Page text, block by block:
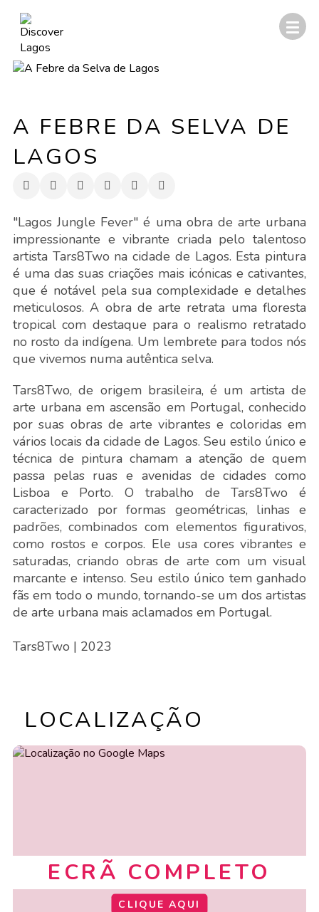
A FEBRE DA SELVA DE
LAGOS
"Lagos Jungle Fever" é uma obra de arte urbana
impressionante e vibrante criada pelo talentoso
artista Tars8Two na cidade de Lagos. Esta pintura
é uma das suas criações mais icónicas e cativantes,
que é notável pela sua complexidade e detalhes
meticulosos. A obra de arte retrata uma floresta
tropical com destaque para o realismo retratado
no rosto da indígena. Um lembrete para todos nós
que vivemos numa autêntica selva.
Tars8Two, de origem brasileira, é um artista de
arte urbana em ascensão em Portugal, conhecido
por suas obras de arte vibrantes e coloridas em
vários locais da cidade de Lagos. Seu estilo único e
técnica de pintura chamam a atenção de quem
passa pelas ruas e avenidas de cidades como
Lisboa e Porto. O trabalho de Tars8Two é
caracterizado por formas geométricas, linhas e
padrões, combinados com elementos figurativos,
como rostos e corpos. Ele usa cores vibrantes e
saturadas, criando obras de arte com um visual
marcante e intenso. Seu estilo único tem ganhado
fãs em todo o mundo, tornando-se um dos artistas
de arte urbana mais aclamados em Portugal.
Tars8Two | 2023
LOCALIZAÇÃO
ECRÃ COMPLETO
CLIQUE AQUI